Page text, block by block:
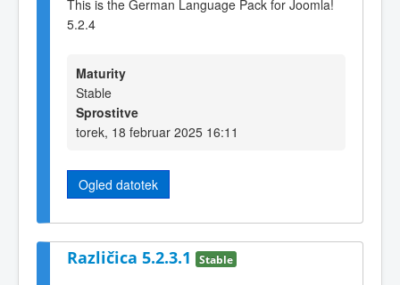
This is the German Language Pack for Joomla!
5.2.4
Maturity
Stable
Sprostitve
torek, 18 februar 2025 16:11
Ogled datotek
Različica 5.2.3.1 Stable